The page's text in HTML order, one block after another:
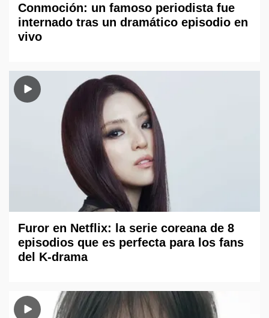
Conmoción: un famoso periodista fue
internado tras un dramático episodio en
vivo
Furor en Netflix: la serie coreana de 8
episodios que es perfecta para los fans
del K-drama